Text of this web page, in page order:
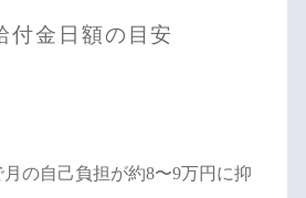
付金日額の目安
の自己負担が約8〜9万円に抑